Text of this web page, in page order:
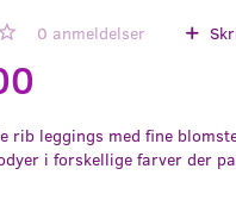
0 anmeldelser
rib leggings med fine
i forskellige farver der